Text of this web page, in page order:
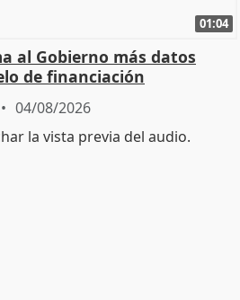
01:04
al Gobierno más datos
de financiación
04/08/2026